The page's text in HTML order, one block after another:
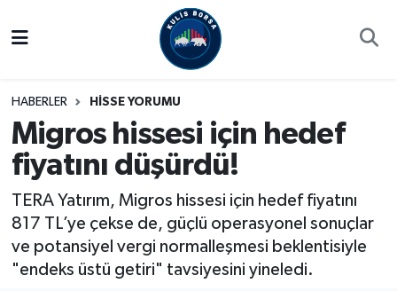
HABERLER HİSSE YORUMU
Migros hissesi için hedef
fiyatını düşürdü!
TERA Yatırım, Migros hissesi için hedef fiyatını
817 TL’ye çekse de, güçlü operasyonel sonuçlar
ve potansiyel vergi normalleşmesi beklentisiyle
"endeks üstü getiri" tavsiyesini yineledi.
Kulis Haber
Halka Arzlar
Ekonomi
Süper Lig Puan Durumu ve Fikstür
Tüm Manşetler
Son Dakika Haberleri